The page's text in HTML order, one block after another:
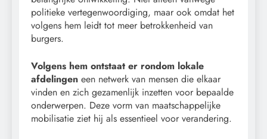
politieke vertegenwoordiging, maar ook omdat het
volgens hem leidt tot meer betrokkenheid van
burgers.
Volgens hem ontstaat er rondom lokale
afdelingen een netwerk van mensen die elkaar
vinden en zich gezamenlijk inzetten voor bepaalde
onderwerpen. Deze vorm van maatschappelijke
mobilisatie ziet hij als essentieel voor verandering.